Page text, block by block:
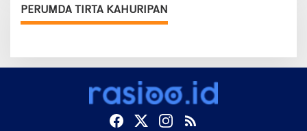
PERUMDA TIRTA KAHURIPAN